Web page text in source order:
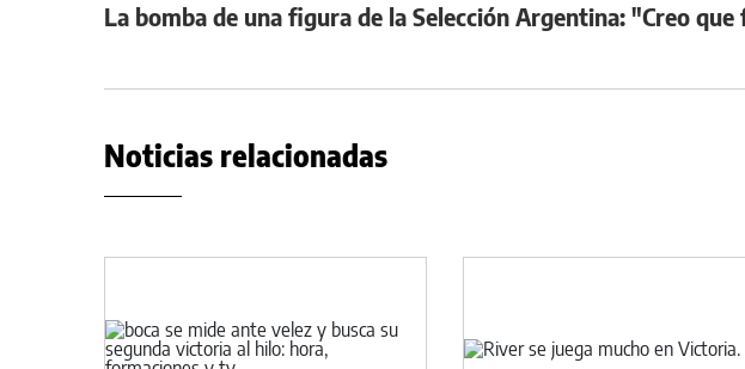
La bomba de una figura de la Selección Argentina: "Creo
Noticias relacionadas